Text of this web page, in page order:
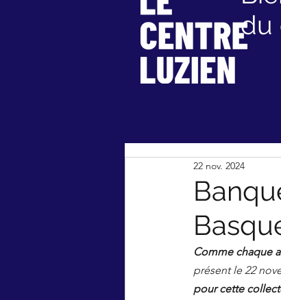
du
22 nov. 2024
Comme chaque
présent le 22
pour cette